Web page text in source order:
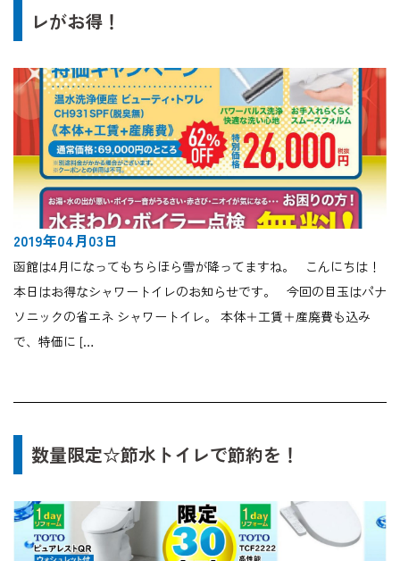
レがお得！
2019年04月03日
函館は4月になってもちらほら雪が降ってますね。 こんにちは！
本日はお得なシャワートイレのお知らせです。 今回の目玉はパナ
ソニックの省エネ シャワートイレ。 本体＋工賃＋産廃費も込み
で、特価に […
数量限定☆節水トイレで節約を！